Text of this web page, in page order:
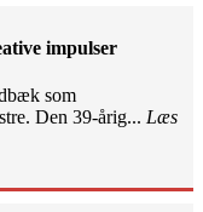
impulser
som
Den 39-årig... Læs